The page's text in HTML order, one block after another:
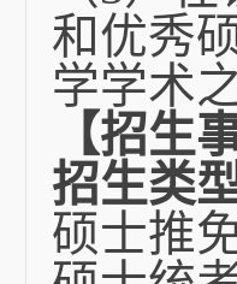
和优秀
学学术
【招生
招生类
硕士推